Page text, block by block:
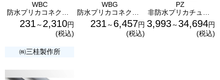
WBC
231 ～ 2,310円
(税込)
WBG
231 ～ 6,457円
(税込)
PZ
3,993～34,694円
(税込)
㈱三桂製作所